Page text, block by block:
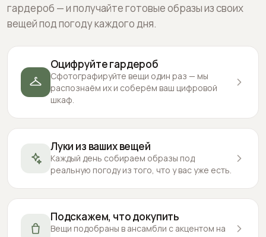
гардероб — и получайте готовые образы из своих
вещей под погоду каждого дня.
Оцифруйте гардероб
Сфотографируйте вещи один раз — мы
распознаём их и соберём ваш цифровой
шкаф.
Луки из ваших вещей
Каждый день собираем образы под
реальную погоду из того, что у вас уже есть.
Подскажем, что докупить
Вещи подобраны в ансамбли с акцентом на